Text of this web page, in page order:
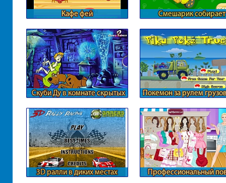
Кафе фей
Смешарик собирает
Скуби Ду в комнате скрытых
Покемон за рулем
3D ралли в диких местах
Профессиональный